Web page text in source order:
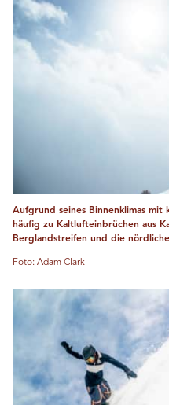
Aufgrund seines Binnenklimas mit
häufig zu Kaltlufteinbrüchen aus
Berglandstreifen und die
Foto: Adam Clark